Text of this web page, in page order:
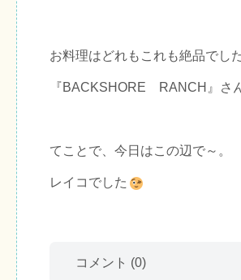
お料理はどれもこれも絶品でし
『BACKSHORE RANCH』さ
てことで、今日はこの辺で～。
レイコでした
コメント (0)